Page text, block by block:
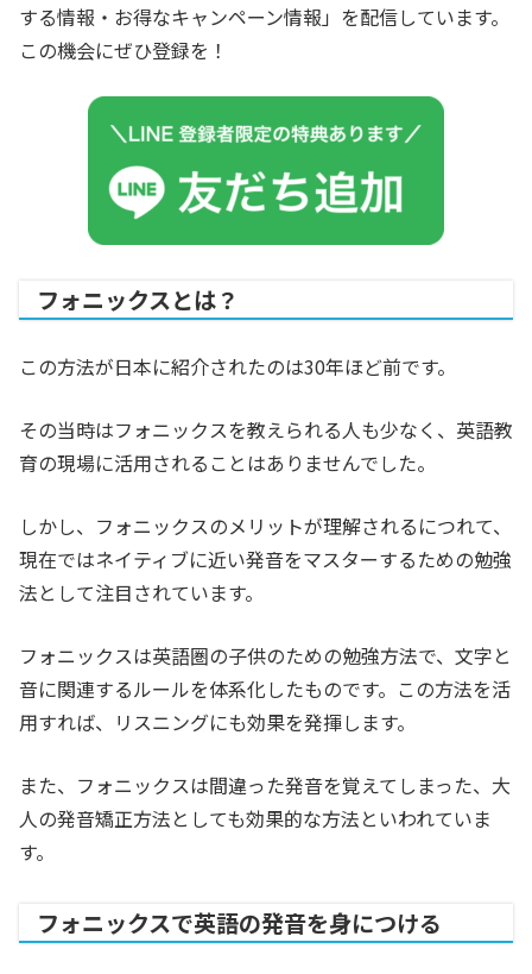
する情報・お得なキャンペーン情報」を配信しています。
この機会にぜひ登録を！
フォニックスとは？
この方法が日本に紹介されたのは30年ほど前です。
その当時はフォニックスを教えられる人も少なく、英語教
育の現場に活用されることはありませんでした。
しかし、フォニックスのメリットが理解されるにつれて、
現在ではネイティブに近い発音をマスターするための勉強
法として注目されています。
フォニックスは英語圏の子供のための勉強方法で、文字と
音に関連するルールを体系化したものです。この方法を活
用すれば、リスニングにも効果を発揮します。
また、フォニックスは間違った発音を覚えてしまった、大
人の発音矯正方法としても効果的な方法といわれていま
す。
フォニックスで英語の発音を身につける